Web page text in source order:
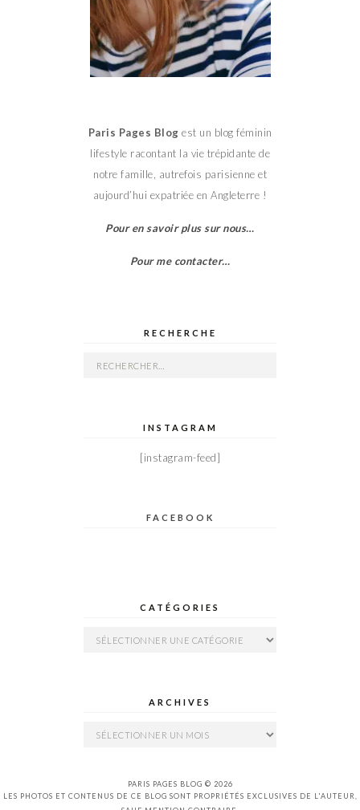
Paris Pages Blog est un blog féminin
lifestyle racontant la vie trépidante de
notre famille, autrefois parisienne et
aujourd’hui expatriée en Angleterre !
Pour en savoir plus sur nous…
Pour me contacter…
RECHERCHE
Rechercher :
INSTAGRAM
[instagram-feed]
FACEBOOK
CATÉGORIES
Catégories
ARCHIVES
Archives
PARIS PAGES BLOG © 2026
LES PHOTOS ET CONTENUS DE CE BLOG SONT PROPRIÉTÉS EXCLUSIVES DE L'AUTEUR,